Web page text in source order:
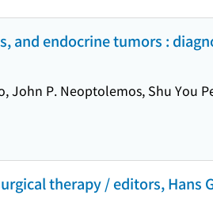
and endocrine tumors :
John P. Neoptolemos, Shu You
therapy / editors, Hans